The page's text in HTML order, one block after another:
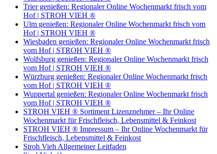
Trier genießen: Regionaler Online Wochenmarkt frisch vom
Hof | STROH VIEH ®
Ulm genießen: Regionaler Online Wochenmarkt frisch vom
Hof | STROH VIEH ®
Wiesbaden genießen: Regionaler Online Wochenmarkt frisch
vom Hof | STROH VIEH ®
Wolfsburg genießen: Regionaler Online Wochenmarkt frisch
vom Hof | STROH VIEH ®
Würzburg genießen: Regionaler Online Wochenmarkt frisch
vom Hof | STROH VIEH ®
Wuppertal genießen: Regionaler Online Wochenmarkt frisch
vom Hof | STROH VIEH ®
STROH VIEH ® Sortiment Lizenznehmer – Ihr Online
Wochenmarkt für Frischfleisch, Lebensmittel & Feinkost
STROH VIEH ® Impressum – Ihr Online Wochenmarkt für
Frischfleisch, Lebensmittel & Feinkost
Stroh Vieh Allgemeiner Leitfaden